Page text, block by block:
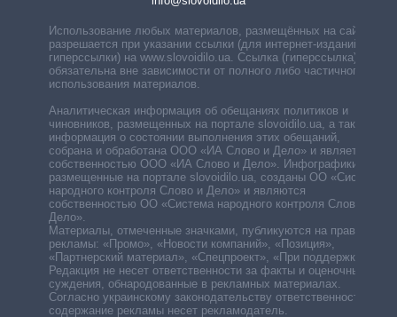
Использование любых материалов, размещённых на сайте,
разрешается при указании ссылки (для интернет-изданий —
гиперссылки) на www.slovoidilo.ua. Ссылка (гиперссылка)
обязательна вне зависимости от полного либо частичного
использования материалов.
Аналитическая информация об обещаниях политиков и
чиновников, размещенных на портале slovoidilo.ua, а также
информация о состоянии выполнения этих обещаний,
собрана и обработана ООО «ИА Слово и Дело» и является
собственностью ООО «ИА Слово и Дело». Инфографики,
размещенные на портале slovoidilo.ua, созданы ОО «Система
народного контроля Слово и Дело» и являются
собственностью ОО «Система народного контроля Слово и
Дело».
Материалы, отмеченные значками, публикуются на правах
рекламы: «Промо», «Новости компаний», «Позиция»,
«Партнерский материал», «Спецпроект», «При поддержке».
Редакция не несет ответственности за факты и оценочные
суждения, обнародованные в рекламных материалах.
Согласно украинскому законодательству ответственность за
содержание рекламы несет рекламодатель.